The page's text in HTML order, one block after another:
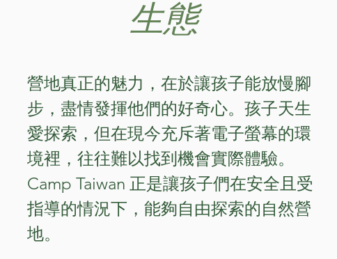
生態
營地真正的魅力，在於讓孩子能放慢腳
步，盡情發揮他們的好奇心。孩子天生
愛探索，但在現今充斥著電子螢幕的環
境裡，往往難以找到機會實際體驗。
Camp Taiwan 正是讓孩子們在安全且受
指導的情況下，能夠自由探索的自然營
地。